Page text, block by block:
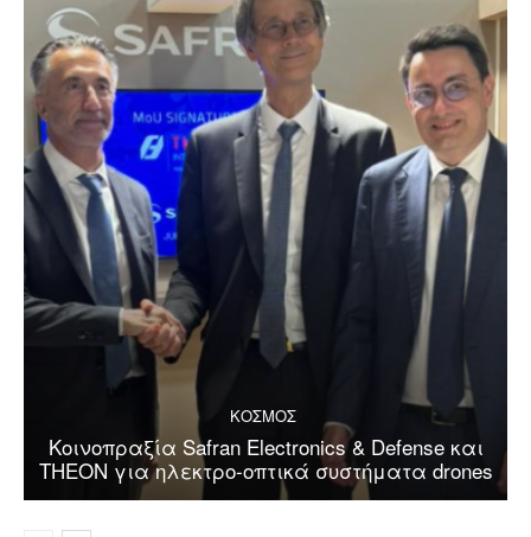
ΚΟΣΜΟΣ
Κοινοπραξία Safran Electronics & Defense και
THEON για ηλεκτρο-οπτικά συστήματα drones